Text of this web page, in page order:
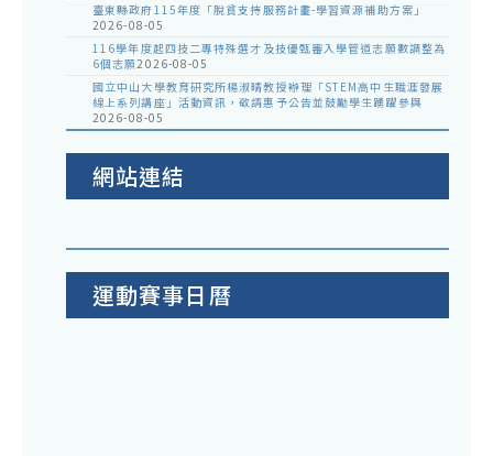
臺東縣政府115年度「脫貧支持服務計畫-學習資源補助方案」
2026-08-05
116學年度起四技二專特殊選才及技優甄審入學管道志願數調整為
6個志願2026-08-05
國立中山大學教育研究所楊淑晴教授辦理「STEM高中生職涯發展
線上系列講座」活動資訊，敬請惠予公告並鼓勵學生踴躍參與
2026-08-05
網站連結
運動賽事日曆